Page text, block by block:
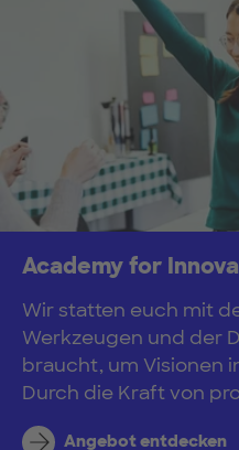
Academy for
Wir statten euch mit
Werkzeugen und der
braucht, um Visionen
Durch die Kraft von
Angebot entdecken